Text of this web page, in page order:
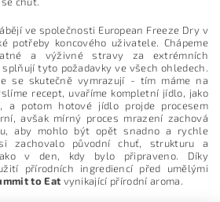
spodmínkami ochrany
ve společnosti European Freeze Dry v
potřeby koncového uživatele. Chápeme
a výživné stravy za extrémních
splňují tyto požadavky ve všech ohledech.
se skutečně vymrazují - tím máme na
recept, uvaříme kompletní jídlo, jako
potom hotové jídlo projde procesem
avšak mírný proces mrazení zachová
aby mohlo být opět snadno a rychle
zachovalo původní chuť, strukturu a
v den, kdy bylo připraveno. Díky
přírodních ingrediencí před umělými
to Eat vynikající přírodní aroma.